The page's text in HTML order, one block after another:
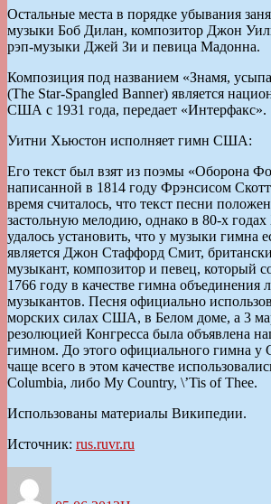
Остальные места в порядке убывания
музыки Боб Дилан, композитор Джон
рэп-музыки Джей Зи и певица Мадонна.
Композиция под названием «Знамя,
(The Star-Spangled Banner) является
США с 1931 года, передает «Интерфакс».
Уитни Хьюстон исполняет гимн США:
Его текст был взят из поэмы «Оборона
написанной в 1814 году Фрэнсисом
время считалось, что текст песни
застольную мелодию, однако в 80-х
удалось установить, что у музыки гимна
является Джон Стаффорд Смит,
музыкант, композитор и певец, который
1766 году в качестве гимна объединения
музыкантов. Песня официально
морских силах США, в Белом доме, а 3
резолюцией Конгресса была объявлена
гимном. До этого официального гимна
чаще всего в этом качестве
Columbia, либо My Country, \’Tis of Thee.
Использованы материалы Википедии.
Источник: rus.ruvr.ru